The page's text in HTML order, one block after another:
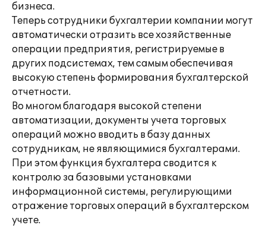
бизнеса.
Теперь сотрудники бухгалтерии компании могут
автоматически отразить все хозяйственные
операции предприятия, регистрируемые в
других подсистемах, тем самым обеспечивая
высокую степень формирования бухгалтерской
отчетности.
Во многом благодаря высокой степени
автоматизации, документы учета торговых
операций можно вводить в базу данных
сотрудникам, не являющимися бухгалтерами.
При этом функция бухгалтера сводится к
контролю за базовыми установками
информационной системы, регулирующими
отражение торговых операций в бухгалтерском
учете.